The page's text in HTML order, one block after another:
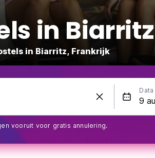
in Biarritz
in Biarritz, Frankrijk
Data
vooruit voor gratis annulering.